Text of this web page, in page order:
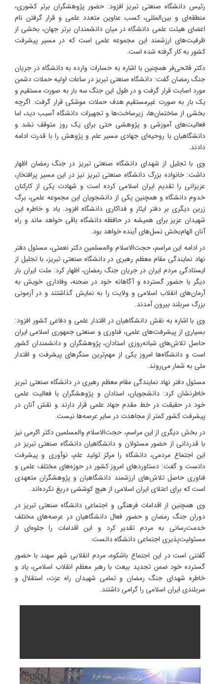
رئیس دانشگاه صنعتی تبریز افزود: حضور پژوهشگران برتر کشوری،
منطقه‌ای و بین‌المللی، کسب عناوین متعدد علمی و قرار گرفتن نام
اعضای هیئت علمی دانشگاه در میان دانشمندان برتر جهان، بخشی از
ظرفیت‌های ارزشمند این مجموعه علمی است که در مسیر پیشرفت
کشور به کار گرفته شده است.
دکتر فاتحی‌فر همچنین با اشاره به خسارات وارده به دانشگاه در جریان
جنگ رمضان گفت: دانشگاه صنعتی تبریز در ساعات اولیه حملات دشمن
مورد اصابت قرار گرفت و در طول این جنگ سه بار به صورت مستقیم و
یک بار به صورت غیرمستقیم هدف حملات موشکی قرار گرفت. اگرچه
بخشی از ساختمان‌ها، زیرساخت‌ها و تجهیزات دانشگاه آسیب دید، اما
فعالیت‌های آموزشی و پژوهشی حتی برای یک روز متوقف نشد و
دانشگاهیان با روحیه‌ای جهادی مسیر علم و پژوهش را با قدرت ادامه
دادند.
وی با تجلیل از شهدای دانشگاه صنعتی تبریز در جنگ رمضان اظهار
داشت: خانواده بزرگ دانشگاه صنعتی تبریز نیز در این مسیر پرافتخار،
عزیزانی را تقدیم ایران اسلامی کرده است و شهادت یکی از کارکنان
خدوم دانشگاه و همچنین یکی از دانشجویان این مجموعه علمی، برگ
زرین دیگری بر دفتر ایثار و فداکاری دانشگاه افزود. یاد و خاطره این
شهیدان عزیز برای همیشه در حافظه دانشگاه باقی خواهد ماند و راه
آنان الهام‌بخش نسل‌های آینده خواهد بود.
در ادامه این مراسم، حجت‌الاسلام والمسلمین دکتر نعمتی، مسئول دفتر
نهاد نمایندگی مقام معظم رهبری در دانشگاه صنعتی تبریز، با تجلیل از
ایستادگی مردم ایران در جریان جنگ رمضان، اظهار کرد: ملت ایران بار
دیگر با حضور گسترده و آگاهانه خود در صحنه، وفاداری خویش به
آرمان‌های انقلاب اسلامی و ولایت را به نمایش گذاشتند و در آزمونی
بزرگ سربلند بیرون آمدند.
وی با اشاره به نقش دانشگاهیان در اقتدار علمی و دفاعی کشور افزود:
بسیاری از پیشرفت‌های علمی، فناوری و صنعتی جمهوری اسلامی ایران
حاصل تلاش‌های شبانه‌روزی استادان، پژوهشگران و دانشمندان کشور
است و دانشگاه‌ها امروز یکی از مهم‌ترین سنگرهای پیشرفت و اقتدار
ملی به شمار می‌روند.
مسئول دفتر نهاد نمایندگی مقام معظم رهبری در دانشگاه صنعتی تبریز
خاطرنشان کرد: دانشجویان، استادان و پژوهشگران با فعالیت علمی
خود در حقیقت در خط مقدم جهاد علمی قرار دارند و نقش آنان در
پیشرفت کشور کمتر از مجاهدت در سایر عرصه‌ها نیست.
در بخش دیگری از این مراسم، حجت‌الاسلام والمسلمین دکتر اکرمی نیز
با قدردانی از حضور مسئولان و دانشگاهیان دانشگاه صنعتی تبریز در
این اجتماع مردمی، دانشگاه را مرکز تولید علم، نوآوری و پیشرفت
دانست و گفت: دستاوردهای امروز کشور در حوزه‌های مختلف علمی و
فناوری حاصل تلاش‌های ارزشمند دانشگاهیان و پژوهشگران متعهدی
است که برای اعتلای ایران اسلامی از هیچ کوششی دریغ نکرده‌اند.
وی همچنین از اقدامات فرهنگی و اجتماعی دانشگاه صنعتی تبریز در
دوران جنگ رمضان و حضور فعال دانشگاهیان در عرصه‌های مختلف
خدمت‌رسانی به مردم تقدیر کرد و این اقدامات را جلوه‌ای از
مسئولیت‌پذیری اجتماعی دانشگاه دانست.
گفتنی است در این اجتماع باشکوه، مردم انقلابی شهر سهند با حضور
گسترده خود ضمن تجدید بیعت با رهبر معظم انقلاب اسلامی، یاد و
خاطره شهدای جنگ رمضان و تمامی شهیدان راه عزت، استقلال و
سربلندی ایران اسلامی را گرامی داشتند.